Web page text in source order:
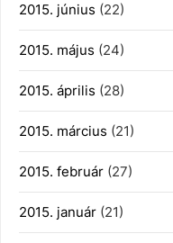
2015. június (22)
2015. május (24)
2015. április (28)
2015. március (21)
2015. február (27)
2015. január (21)